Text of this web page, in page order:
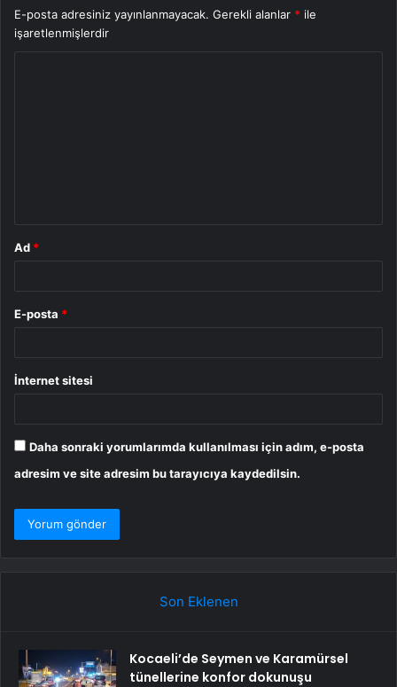
E-posta adresiniz yayınlanmayacak. Gerekli alanlar * ile
işaretlenmişlerdir
Ad *
E-posta *
İnternet sitesi
Daha sonraki yorumlarımda kullanılması için adım, e-posta
adresim ve site adresim bu tarayıcıya kaydedilsin.
Son Eklenen
Kocaeli’de Seymen ve Karamürsel
tünellerine konfor dokunuşu